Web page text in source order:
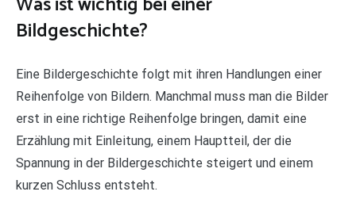
Bildgeschichte?
Eine Bildergeschichte folgt mit ihren Handlungen einer
Reihenfolge von Bildern. Manchmal muss man die Bilder
erst in eine richtige Reihenfolge bringen, damit eine
Erzählung mit Einleitung, einem Hauptteil, der die
Spannung in der Bildergeschichte steigert und einem
kurzen Schluss entsteht.